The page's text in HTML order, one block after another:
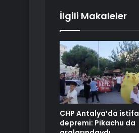
İlgili Makaleler
CHP Antalya’da istifa
depremi: Pikachu da